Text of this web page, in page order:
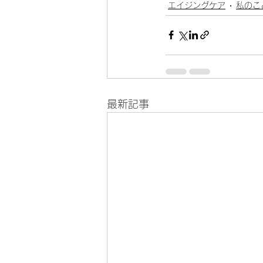
エイジングケア 私のこ
最新記事